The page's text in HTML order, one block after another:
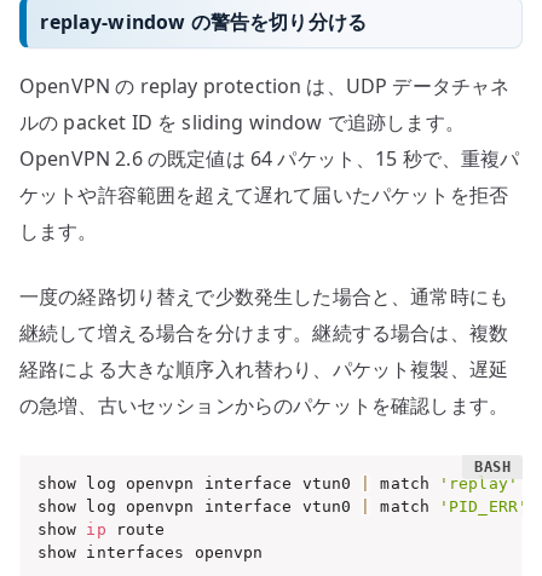
replay-window の警告を切り分ける
OpenVPN の replay protection は、UDP データチャネ
ルの packet ID を sliding window で追跡します。
OpenVPN 2.6 の既定値は 64 パケット、15 秒で、重複パ
ケットや許容範囲を超えて遅れて届いたパケットを拒否
します。
一度の経路切り替えで少数発生した場合と、通常時にも
継続して増える場合を分けます。継続する場合は、複数
経路による大きな順序入れ替わり、パケット複製、遅延
の急増、古いセッションからのパケットを確認します。
show log openvpn interface vtun0 match
'replay'
show log openvpn interface vtun0
match
'PID_ERR'
show ip route
show interfaces openvpn